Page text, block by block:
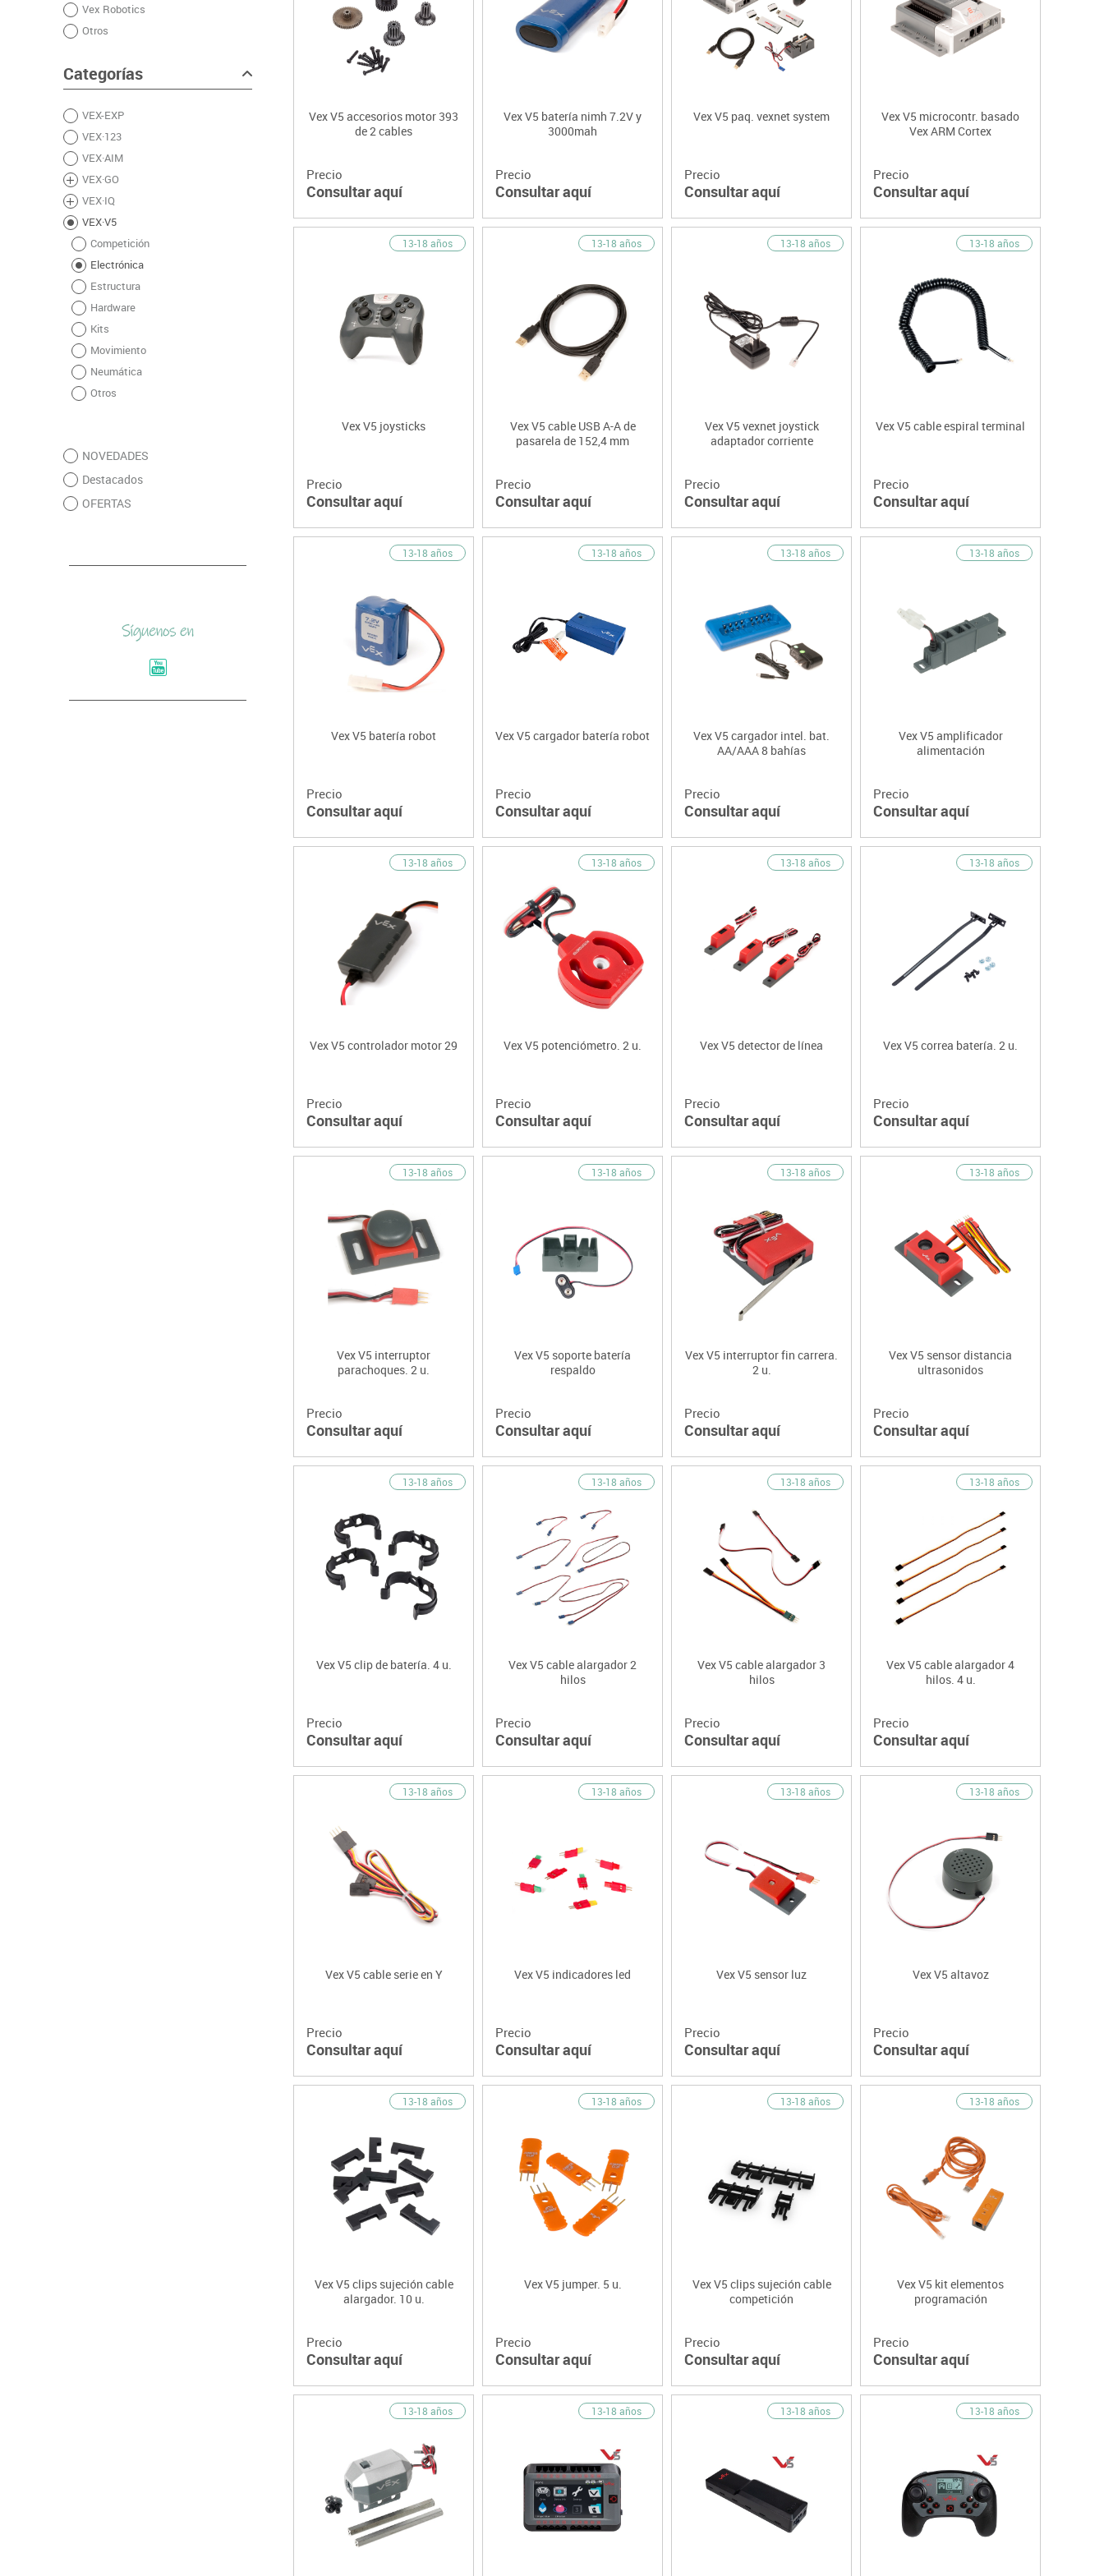
Plastifica, encuaderna, destruye
Papel y manipulados
Lenguaje & idiomas
Vex Robotics
Otros
Categorías
VEX-EXP
VEX·123
VEX·AIM
VEX·GO
VEX·IQ
VEX·V5
Competición
Electrónica
Estructura
Hardware
Kits
Movimiento
Neumática
Otros
NOVEDADES
Destacados
OFERTAS
Vex V5 accesorios motor 393
de 2 cables
Precio
Consultar aquí
Vex V5 batería nimh 7.2V y
3000mah
Precio
Consultar aquí
Vex V5 paq. vexnet system
Precio
Consultar aquí
Vex V5 microcontr. basado
Vex ARM Cortex
Precio
Consultar aquí
13-18 años
Vex V5 joysticks
Precio
Consultar aquí
13-18 años
Vex V5 cable USB A-A de
pasarela de 152,4 mm
Precio
Consultar aquí
13-18 años
Vex V5 vexnet joystick
adaptador corriente
Precio
Consultar aquí
13-18 años
Vex V5 cable espiral terminal
Precio
Consultar aquí
13-18 años
Vex V5 batería robot
Precio
Consultar aquí
13-18 años
Vex V5 cargador batería robot
Precio
Consultar aquí
13-18 años
Vex V5 cargador intel. bat.
AA/AAA 8 bahías
Precio
Consultar aquí
13-18 años
Vex V5 amplificador
alimentación
Precio
Consultar aquí
13-18 años
Vex V5 controlador motor 29
Precio
Consultar aquí
13-18 años
Vex V5 potenciómetro. 2 u.
Precio
Consultar aquí
13-18 años
Vex V5 detector de línea
Precio
Consultar aquí
13-18 años
Vex V5 correa batería. 2 u.
Precio
Consultar aquí
13-18 años
Vex V5 interruptor
parachoques. 2 u.
Precio
Consultar aquí
13-18 años
Vex V5 soporte batería
respaldo
Precio
Consultar aquí
13-18 años
Vex V5 interruptor fin carrera.
2 u.
Precio
Consultar aquí
13-18 años
Vex V5 sensor distancia
ultrasonidos
Precio
Consultar aquí
13-18 años
Vex V5 clip de batería. 4 u.
Precio
Consultar aquí
13-18 años
Vex V5 cable alargador 2
hilos
Precio
Consultar aquí
13-18 años
Vex V5 cable alargador 3
hilos
Precio
Consultar aquí
13-18 años
Vex V5 cable alargador 4
hilos. 4 u.
Precio
Consultar aquí
13-18 años
Vex V5 cable serie en Y
Precio
Consultar aquí
13-18 años
Vex V5 indicadores led
Precio
Consultar aquí
13-18 años
Vex V5 sensor luz
Precio
Consultar aquí
13-18 años
Vex V5 altavoz
Precio
Consultar aquí
13-18 años
Vex V5 clips sujeción cable
alargador. 10 u.
Precio
Consultar aquí
13-18 años
Vex V5 jumper. 5 u.
Precio
Consultar aquí
13-18 años
Vex V5 clips sujeción cable
competición
Precio
Consultar aquí
13-18 años
Vex V5 kit elementos
programación
Precio
Consultar aquí
13-18 años 13-18 años 13-18 años 13-18 años